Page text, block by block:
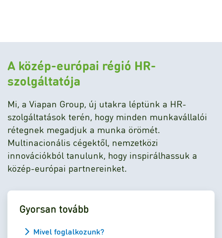
A közép-európai régió HR-
szolgáltatója
Mi, a Viapan Group, új utakra léptünk a HR-
szolgáltatások terén, hogy minden munkavállalói
rétegnek megadjuk a munka örömét.
Multinacionális cégektől, nemzetközi
innovációkból tanulunk, hogy inspirálhassuk a
közép-európai partnereinket.
Gyorsan tovább
Mivel foglalkozunk?